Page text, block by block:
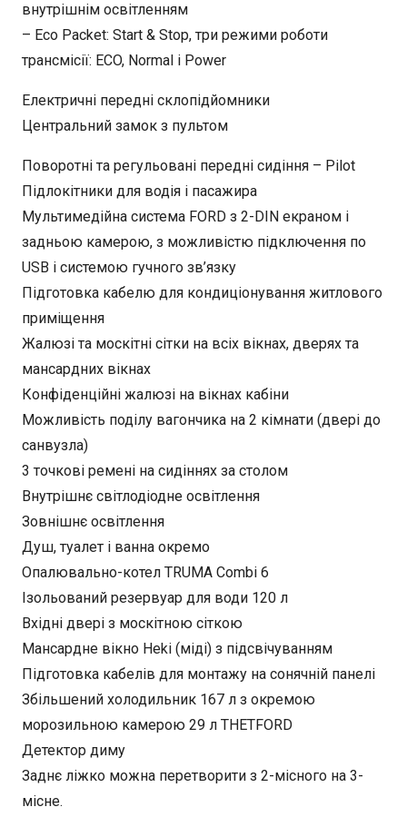
внутрішнім освітленням
– Eco Packet: Start & Stop, три режими роботи
трансмісії: ECO, Normal і Power
Електричні передні склопідйомники
Центральний замок з пультом
Поворотні та регульовані передні сидіння – Pilot
Підлокітники для водія і пасажира
Мультимедійна система FORD з 2-DIN екраном і
задньою камерою, з можливістю підключення по
USB і системою гучного зв’язку
Підготовка кабелю для кондиціонування житлового
приміщення
Жалюзі та москітні сітки на всіх вікнах, дверях та
мансардних вікнах
Конфіденційні жалюзі на вікнах кабіни
Можливість поділу вагончика на 2 кімнати (двері до
санвузла)
3 точкові ремені на сидіннях за столом
Внутрішнє світлодіодне освітлення
Зовнішнє освітлення
Душ, туалет і ванна окремо
Опалювально-котел TRUMA Combi 6
Ізольований резервуар для води 120 л
Вхідні двері з москітною сіткою
Мансардне вікно Heki (міді) з підсвічуванням
Підготовка кабелів для монтажу на сонячній панелі
Збільшений холодильник 167 л з окремою
морозильною камерою 29 л THETFORD
Детектор диму
Заднє ліжко можна перетворити з 2-місного на 3-
місне.